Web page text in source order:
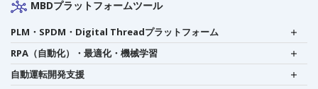
MBDプラットフォームツール
PLM・SPDM・Digital Threadプラットフォーム
RPA（自動化）・最適化・機械学習
自動運転開発支援